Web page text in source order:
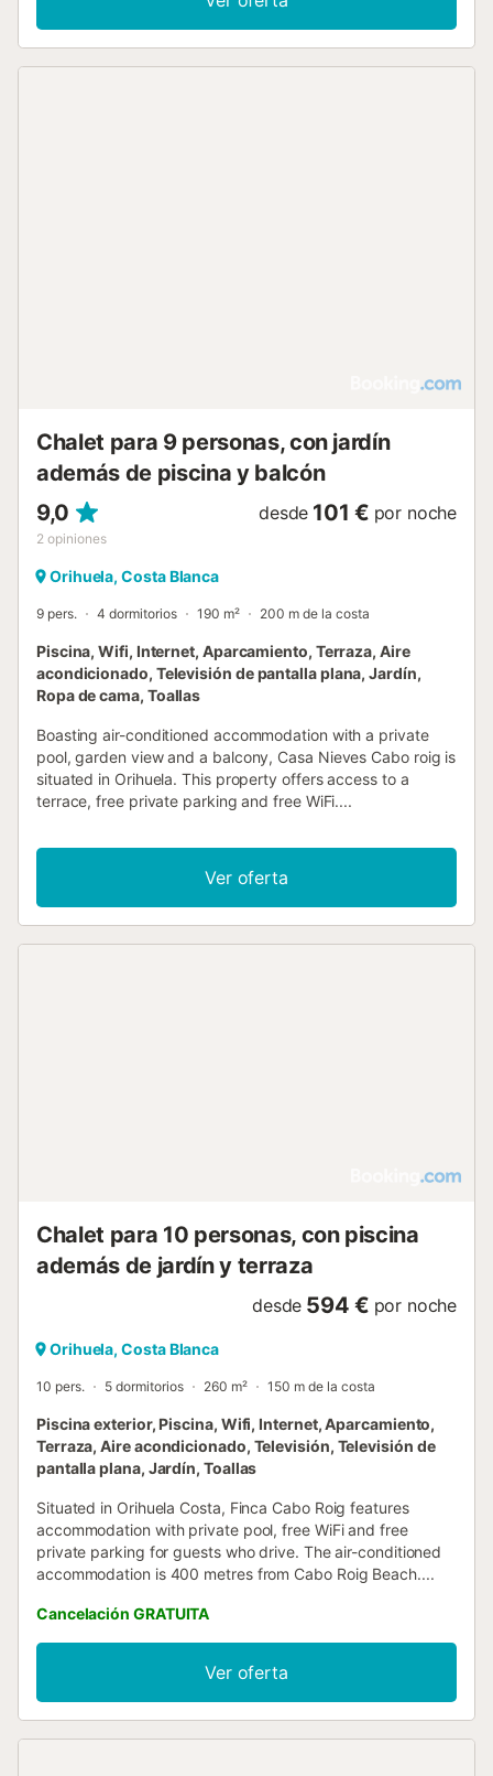
Chalet para 9 personas, con jardín
además de piscina y balcón
9,0
2 opiniones
desde 101 € por noche
Orihuela, Costa Blanca
9 pers. 4 dormitorios 190 m² 200 m de la costa
Piscina, Wifi, Internet, Aparcamiento, Terraza, Aire
acondicionado, Televisión de pantalla plana, Jardín,
Ropa de cama, Toallas
Boasting air-conditioned accommodation with a private
pool, garden view and a balcony, Casa Nieves Cabo roig is
situated in Orihuela. This property offers access to a
terrace, free private parking and free WiFi....
Ver oferta
Chalet para 10 personas, con piscina
además de jardín y terraza
desde 594 € por noche
Orihuela, Costa Blanca
10 pers. 5 dormitorios 260 m² 150 m de la costa
Piscina exterior, Piscina, Wifi, Internet, Aparcamiento,
Terraza, Aire acondicionado, Televisión, Televisión de
pantalla plana, Jardín, Toallas
Situated in Orihuela Costa, Finca Cabo Roig features
accommodation with private pool, free WiFi and free
private parking for guests who drive. The air-conditioned
accommodation is 400 metres from Cabo Roig Beach....
Cancelación GRATUITA
Ver oferta